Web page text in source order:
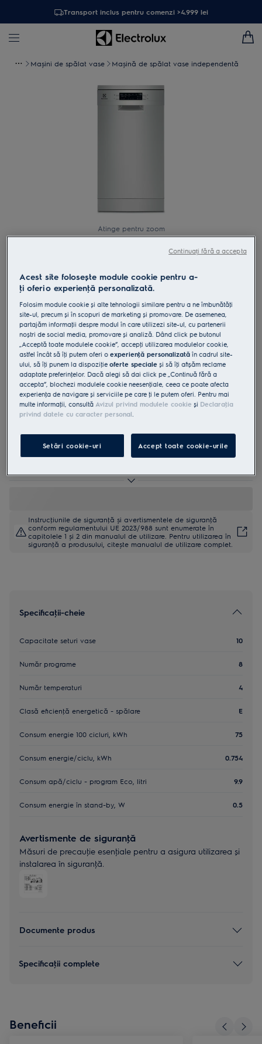
Transport inclus pentru comenzi >4.999 lei
Maşini de spălat vase Mașină de spălat vase independentă
Atinge pentru zoom
ESS43210SX
Mașină de spălat vase slim
SatelliteClean 45 cm 10 seturi
Inverter BLDC clasă E
4.9 (45)
Fișa cu informaţii despre produs
Beneficii
Mașina de spălat vase SatelliteClean® 600 oferă o pulverizare cu
Acoperire de 3x mai bună cu SatelliteClean®.
Tacâmurile de aproape toate formele și dimensiunile sunt spălate
Instrucţiunile de siguranţă și avertismentele de siguranţă
conform regulamentului UE 2023/988 sunt enumerate în
capitolele 1 și 2 din manualul de utilizare. Pentru utilizarea în
siguranţă a produsului, citește manualul de utilizare complet.
Specificaţii-cheie
Capacitate seturi vase 10
Număr programe 8
Număr temperaturi 4
Clasă eficienţă energetică - spălare E
Consum energie 100 cicluri, kWh 75
Consum energie/ciclu, kWh 0.754
Consum apă/ciclu - program Eco, litri 9.9
Consum energie în stand-by, W 0.5
Avertismente de siguranţă
Măsuri de precauţie esenţiale pentru a asigura utilizarea și
instalarea în siguranţă.
Documente produs
Specificaţii complete
Beneficii
Acest site folosește module cookie pentru a-
ţi oferi o experienţă personalizată.
Folosim module cookie și alte tehnologii similare pentru a ne îmbunătăţi
site-ul, precum și în scopuri de marketing și promovare. De asemenea,
partajăm informaţii despre modul în care utilizezi site-ul, cu partenerii
noștri de social media, promovare și analiză. Dând click pe butonul
„Acceptă toate modulele cookie”, accepţi utilizarea modulelor cookie,
astfel încât să îţi putem oferi oexperienţă personalizată în cadrul site-
ului, să îţi punem la dispoziţieoferte speciale și să îţi afișăm reclame
adaptate preferinţelor. Dacă alegi să dai click pe „Continuă fără a
accepta”, blochezi modulele cookie neesenţiale, ceea ce poate afecta
experienţa de navigare și serviciile pe care ţi le putem oferi. Pentru mai
multe informaţii, consultă Avizul privind modulele cookie și Declaraţia
privind datele cu caracter personal.
Setări cookie-uri Accept toate cookie-urile
Continuați fără a accepta